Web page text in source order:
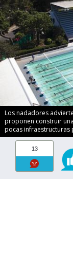
Los nadadores
proponen construir
pocas infraestructuras
13